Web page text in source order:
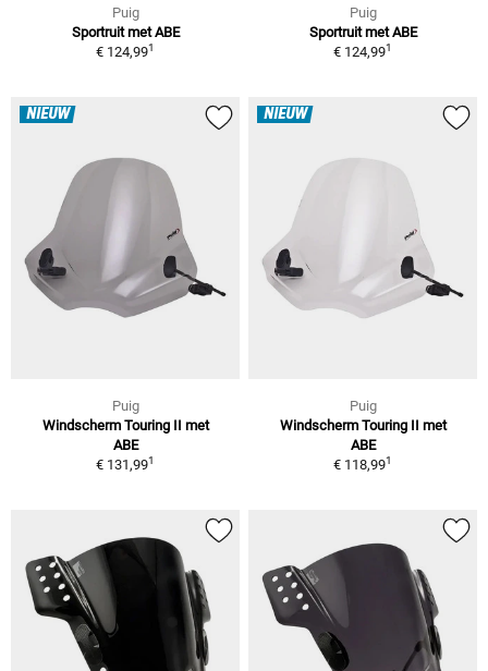
Puig
Sportruit met ABE
€ 124,991
Puig
Sportruit met ABE
€ 124,991
NIEUW
Puig
Windscherm Touring II met
ABE
€ 131,991
NIEUW
Puig
Windscherm Touring II met
ABE
€ 118,991